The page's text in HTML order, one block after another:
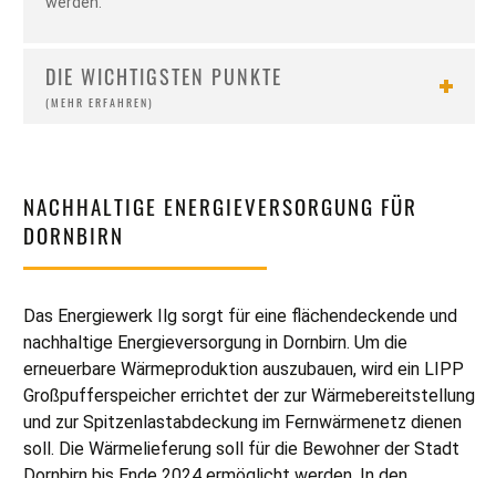
DIE WICHTIGSTEN PUNKTE
NACHHALTIGE ENERGIEVERSORGUNG FÜR
DORNBIRN
Das Energiewerk Ilg sorgt für eine flächendeckende und
nachhaltige Energieversorgung in Dornbirn. Um die
erneuerbare Wärmeproduktion auszubauen, wird ein LIPP
Großpufferspeicher errichtet der zur Wärmebereitstellung
und zur Spitzenlastabdeckung im Fernwärmenetz dienen
soll. Die Wärmelieferung soll für die Bewohner der Stadt